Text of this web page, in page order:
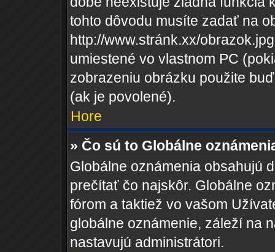
tohto dôvodu musíte zadať na
http://www.stránk.xx/
umiestené vo vlastnom PC
zobrazeniu obrázku použite
(ak je povolené).
Hore
» Čo sú to Globálne
Globálne oznámenia obsahujú
prečítať čo najskôr. Globálne
fórom a taktiež vo vašom
globálne oznámenie, záleží na
nastavujú administrátori.